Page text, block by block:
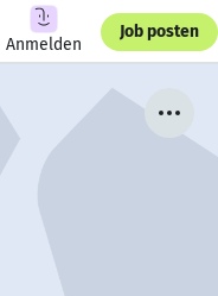
Anmelden
Job posten